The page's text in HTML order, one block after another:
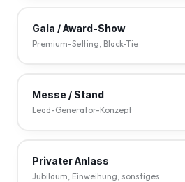
Gala / Award-Show
Premium-Setting, Black-Tie
Messe / Stand
Lead-Generator-Konzept
Privater Anlass
Jubiläum, Einweihung, sonstiges